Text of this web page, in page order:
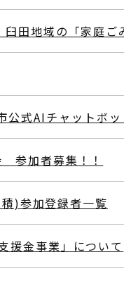
臼田地域の「家庭
式AIチャットボ
参加者募集！！
)参加登録者一覧
援金事業」について